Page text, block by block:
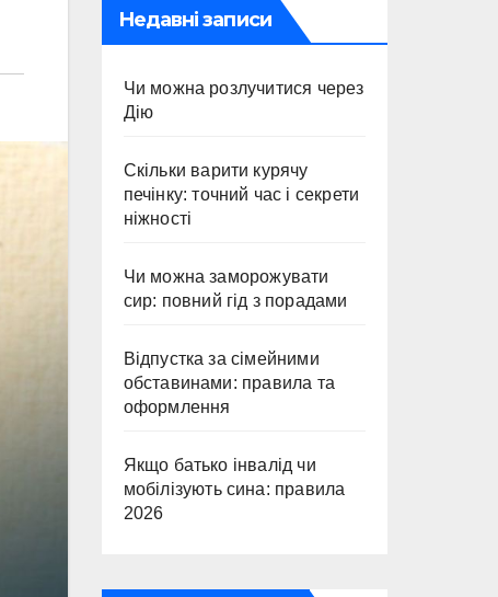
Недавні записи
Чи можна розлучитися через
Дію
Скільки варити курячу
печінку: точний час і секрети
ніжності
Чи можна заморожувати
сир: повний гід з порадами
Відпустка за сімейними
обставинами: правила та
оформлення
Якщо батько інвалід чи
мобілізують сина: правила
2026